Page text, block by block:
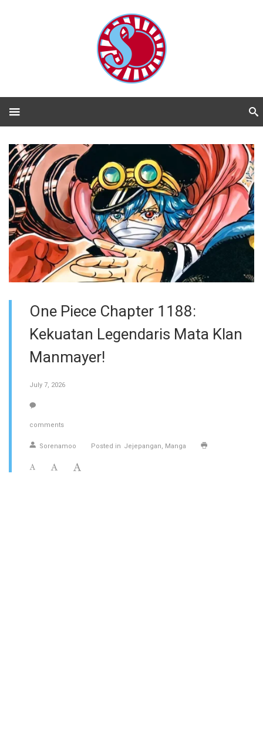
One Piece Chapter 1188:
Kekuatan Legendaris Mata Klan
Manmayer!
July 7, 2026
comments
Sorenamoo Posted in Jejepangan Manga